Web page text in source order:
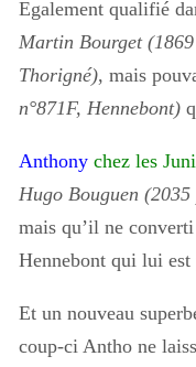
Egalement qualifié
Martin Bourget
Thorigné), mais
n°871F, Hennebont)
Anthony chez les
Hugo Bouguen
mais qu’il ne
Hennebont qui lui est
Et un nouveau
coup-ci Antho ne